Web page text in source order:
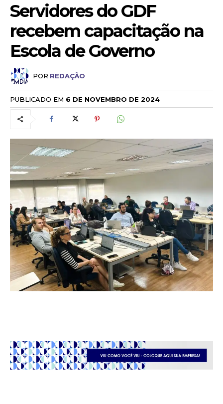
Servidores do GDF
recebem capacitação na
Escola de Governo
POR REDAÇÃO
PUBLICADO EM 6 DE NOVEMBRO DE 2024